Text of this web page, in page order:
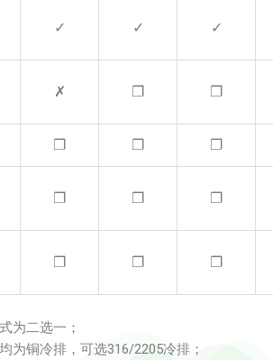
✓ ✓ ✓
✗ ❐ ❐
❐ ❐ ❐
❐ ❐ ❐
❐ ❐ ❐
为二选一；
为铜冷排，可选316/2205冷排；